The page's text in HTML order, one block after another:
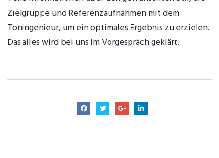
Zielgruppe und Referenzaufnahmen mit dem
Toningenieur, um ein optimales Ergebnis zu erzielen.
Das alles wird bei uns im Vorgespräch geklärt.